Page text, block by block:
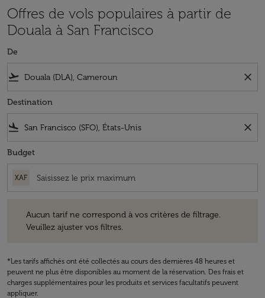
Offres de vols populaires à partir de
Douala à San Francisco
De
flight_takeoff close
Destination
flight_land close
Budget
XAF
Aucun tarif ne correspond à vos critères de filtrage.
Veuillez ajuster vos filtres.
*Les tarifs affichés ont été collectés au cours des dernières 48 heures et
peuvent ne plus être disponibles au moment de la réservation. Des frais et
charges supplémentaires pour les produits et services facultatifs peuvent
appliquer.